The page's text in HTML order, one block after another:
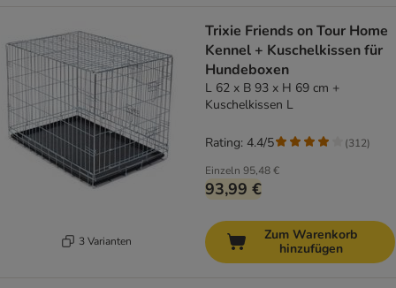
3 Varianten
Trixie Friends on Tour Home
Kennel + Kuschelkissen für
Hundeboxen
L 62 x B 93 x H 69 cm +
Kuschelkissen L
Einzeln 95,48 €
93,99 €
Rating: 4.4/5 (312)
Zum Warenkorb
hinzufügen